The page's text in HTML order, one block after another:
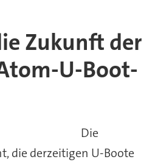
Zukunft der
U-Boot-
Die
die derzeitigen U-Boote